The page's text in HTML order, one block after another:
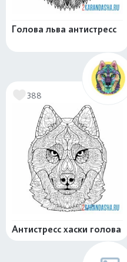
Голова льва антистресс
388
Антистресс хаски голова